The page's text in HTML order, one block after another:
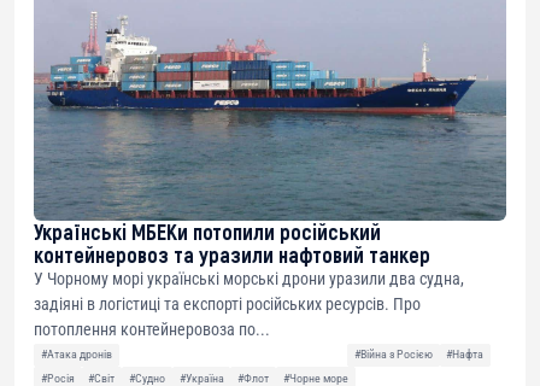
Українські МБЕКи потопили російський
контейнеровоз та уразили нафтовий танкер
У Чорному морі українські морські дрони уразили два судна,
задіяні в логістиці та експорті російських ресурсів. Про
потоплення контейнеровоза по...
#Атака дронів #Війна з Росією
#Нафта
#Росія
#Світ #Судно #Україна #Флот
#Чорне море